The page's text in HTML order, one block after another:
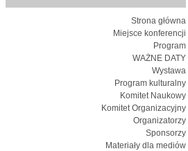
Strona główna
Miejsce konferencji
Program
WAŻNE DATY
Wystawa
Program kulturalny
Komitet Naukowy
Komitet Organizacyjny
Organizatorzy
Sponsorzy
Materiały dla mediów